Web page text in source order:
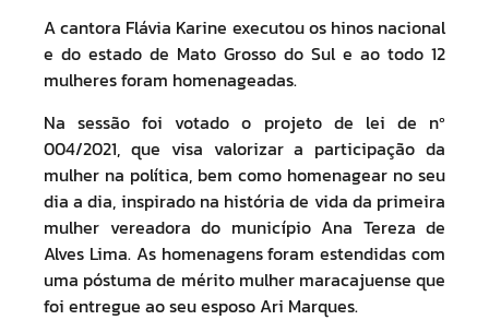
A cantora Flávia Karine executou os hinos nacional
e do estado de Mato Grosso do Sul e ao todo 12
mulheres foram homenageadas.
Na sessão foi votado o projeto de lei de nº
004/2021, que visa valorizar a participação da
mulher na política, bem como homenagear no seu
dia a dia, inspirado na história de vida da primeira
mulher vereadora do município Ana Tereza de
Alves Lima. As homenagens foram estendidas com
uma póstuma de mérito mulher maracajuense que
foi entregue ao seu esposo Ari Marques.